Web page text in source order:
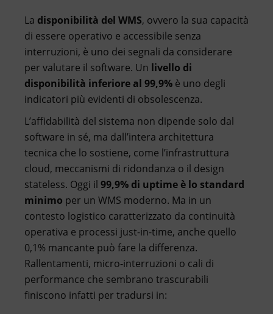
La disponibilità del WMS, ovvero la sua capacità
di essere operativo e accessibile senza
interruzioni, è uno dei segnali da considerare
per valutare il software. Un livello di
disponibilità inferiore al 99,9% è uno degli
indicatori più evidenti di obsolescenza.
L’affidabilità del sistema non dipende solo dal
software in sé, ma dall’intera architettura
tecnica che lo sostiene, come l’infrastruttura
cloud, meccanismi di ridondanza o il design
stateless. Oggi il 99,9% di uptime è lo standard
minimo per un WMS moderno. Ma in un
contesto logistico caratterizzato da continuità
operativa e processi just-in-time, anche quello
0,1% mancante può fare la differenza.
Rallentamenti, micro-interruzioni o cali di
performance che sembrano trascurabili
finiscono infatti per tradursi in: